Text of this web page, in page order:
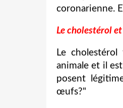
coronarienne.
Le cholestérol et
Le
animale et il
posent
œufs?"